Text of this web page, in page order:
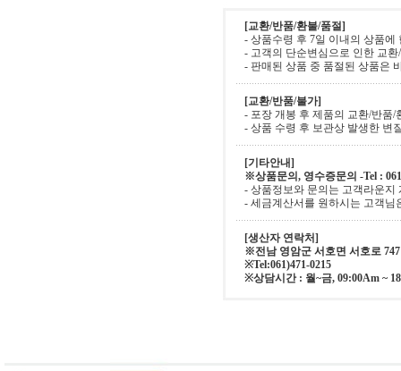
[교환/반품/환불/품절]
- 상품수령 후 7일 이내의 상품
- 고객의 단순변심으로 인한 교
- 판매된 상품 중 품절된 상품은
[교환/반품/불가]
- 포장 개봉 후 제품의 교환/반품/
- 상품 수령 후 보관상 발생한 변
[기타안내]
※상품문의, 영수증문의 -Tel :
- 상품정보와 문의는 고객라운지
- 세금계산서를 원하시는 고객님
[생산자 연락처]
※전남 영암군 서호면 서호로 747
※Tel:061)471-0215
※상담시간 : 월~금, 09:00Am ~